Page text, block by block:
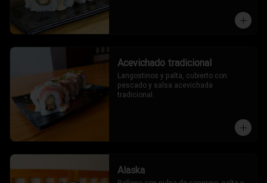
Acevichado tradicional
Langostinos y palta, cubierto con
pescado y salsa acevichada
tradicional.
Alaska